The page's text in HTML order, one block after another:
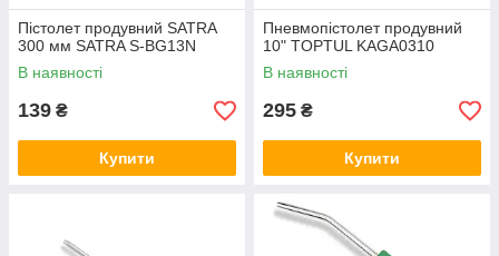
Пістолет продувний SATRA
300 мм SATRA S-BG13N
В наявності
139 ₴
Купити
Пневмопістолет продувний
10" TOPTUL KAGA0310
В наявності
295 ₴
Купити